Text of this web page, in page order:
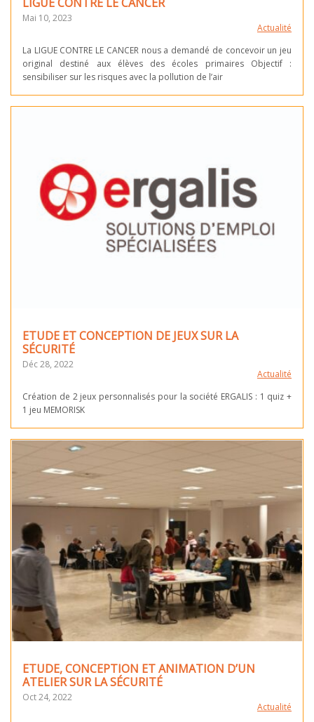
Mai 10, 2023
Actualité
La LIGUE CONTRE LE CANCER nous a demandé de concevoir un jeu
original destiné aux élèves des écoles primaires Objectif :
sensibiliser sur les risques avec la pollution de l’air
ETUDE ET CONCEPTION DE JEUX SUR LA
SÉCURITÉ
Déc 28, 2022
Actualité
Création de 2 jeux personnalisés pour la société ERGALIS : 1 quiz +
1 jeu MEMORISK
ETUDE, CONCEPTION ET ANIMATION D’UN
ATELIER SUR LA SÉCURITÉ
Oct 24, 2022
Actualité